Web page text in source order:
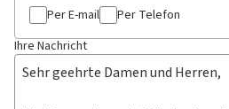
Per E-mail
Per Telefon
Ihre Nachricht